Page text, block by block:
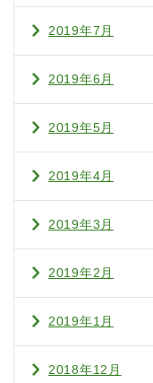
2019年7月
2019年6月
2019年5月
2019年4月
2019年3月
2019年2月
2019年1月
2018年12月